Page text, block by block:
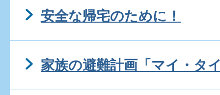
安全な帰宅のために！
家族の避難計画「マイ・タ